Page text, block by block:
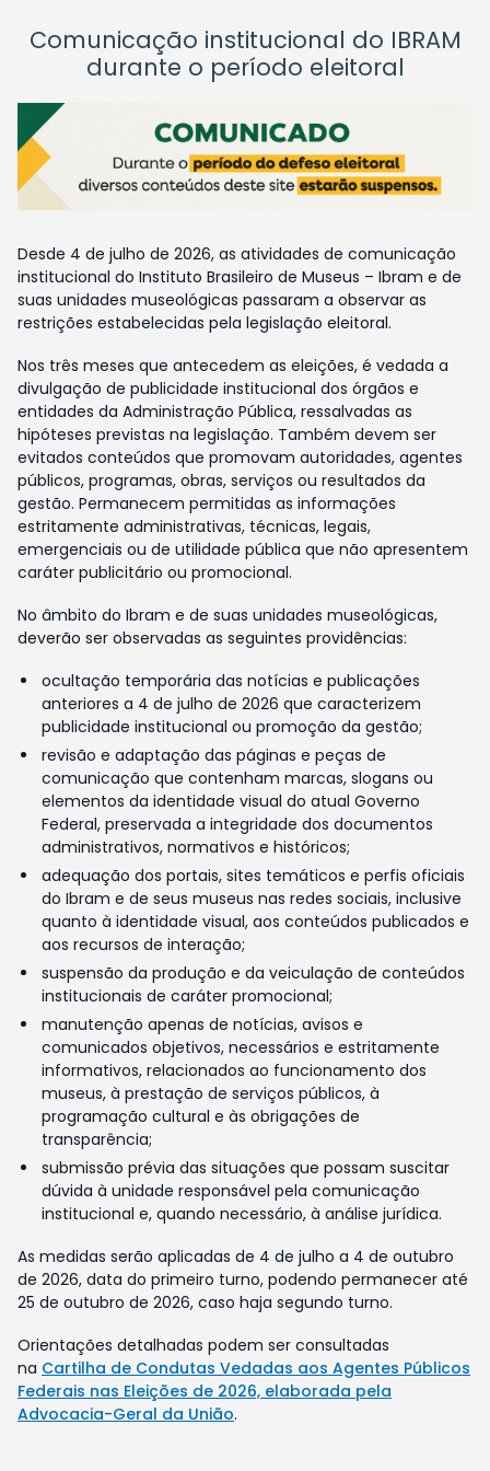
Comunicação institucional do IBRAM
durante o período eleitoral
Desde 4 de julho de 2026, as atividades de comunicação
institucional do Instituto Brasileiro de Museus – Ibram e de
suas unidades museológicas passaram a observar as
restrições estabelecidas pela legislação eleitoral.
Nos três meses que antecedem as eleições, é vedada a
divulgação de publicidade institucional dos órgãos e
entidades da Administração Pública, ressalvadas as
hipóteses previstas na legislação. Também devem ser
evitados conteúdos que promovam autoridades, agentes
públicos, programas, obras, serviços ou resultados da
gestão. Permanecem permitidas as informações
estritamente administrativas, técnicas, legais,
emergenciais ou de utilidade pública que não apresentem
caráter publicitário ou promocional.
No âmbito do Ibram e de suas unidades museológicas,
deverão ser observadas as seguintes providências:
ocultação temporária das notícias e publicações
anteriores a 4 de julho de 2026 que caracterizem
publicidade institucional ou promoção da gestão;
revisão e adaptação das páginas e peças de
comunicação que contenham marcas, slogans ou
elementos da identidade visual do atual Governo
Federal, preservada a integridade dos documentos
administrativos, normativos e históricos;
adequação dos portais, sites temáticos e perfis oficiais
do Ibram e de seus museus nas redes sociais, inclusive
quanto à identidade visual, aos conteúdos publicados e
aos recursos de interação;
suspensão da produção e da veiculação de conteúdos
institucionais de caráter promocional;
manutenção apenas de notícias, avisos e
comunicados objetivos, necessários e estritamente
informativos, relacionados ao funcionamento dos
museus, à prestação de serviços públicos, à
programação cultural e às obrigações de
transparência;
submissão prévia das situações que possam suscitar
dúvida à unidade responsável pela comunicação
institucional e, quando necessário, à análise jurídica.
As medidas serão aplicadas de 4 de julho a 4 de outubro
de 2026, data do primeiro turno, podendo permanecer até
25 de outubro de 2026, caso haja segundo turno.
Orientações detalhadas podem ser consultadas
na Cartilha de Condutas Vedadas aos Agentes Públicos
Federais nas Eleições de 2026, elaborada pela
Advocacia-Geral da União.